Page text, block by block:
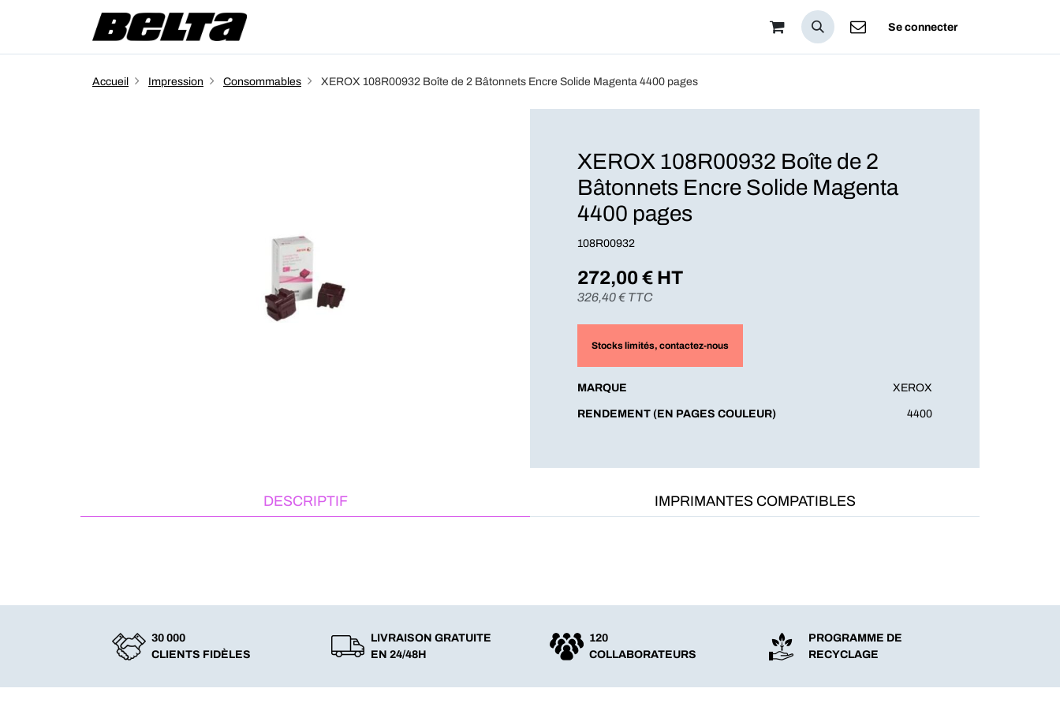
Se connecter
Accueil Impression Consommables XEROX 108R00932 Boîte de 2 Bâtonnets Encre Solide Magenta 4400 pages
XEROX 108R00932 Boîte de 2
Bâtonnets Encre Solide Magenta
4400 pages
108R00932
272,00€ HT
326,40€ TTC
Stocks limités, contactez-nous
MARQUE XEROX
RENDEMENT (EN PAGES COULEUR) 4400
DESCRIPTIF IMPRIMANTES COMPATIBLES
30 000
CLIENTS FIDÈLES
LIVRAISON GRATUITE
EN 24/48H
120
COLLABORATEURS
PROGRAMME DE
RECYCLAGE